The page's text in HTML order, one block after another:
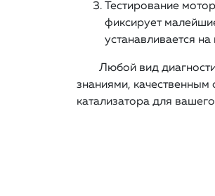
Тестирование
фиксирует
устанавливается
Любой вид
знаниями,
катализатора для